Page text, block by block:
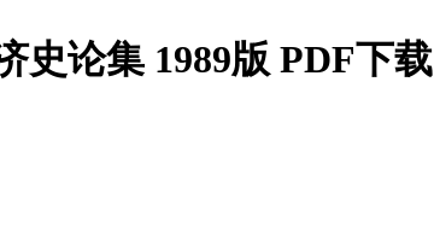
史论集 1989版 PDF下载